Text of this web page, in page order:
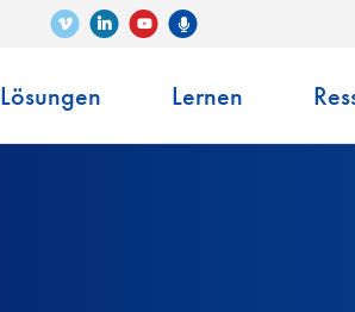
VimeoLinkedIn
YouTubeSenko-Podcast
Lösungen Lernen